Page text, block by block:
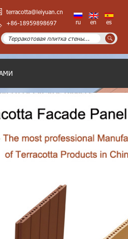
terracotta@leiyuan.cn
+86-18959898697
ru en es